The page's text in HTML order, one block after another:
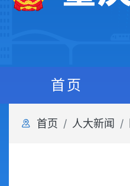
首页
首页 人大新闻